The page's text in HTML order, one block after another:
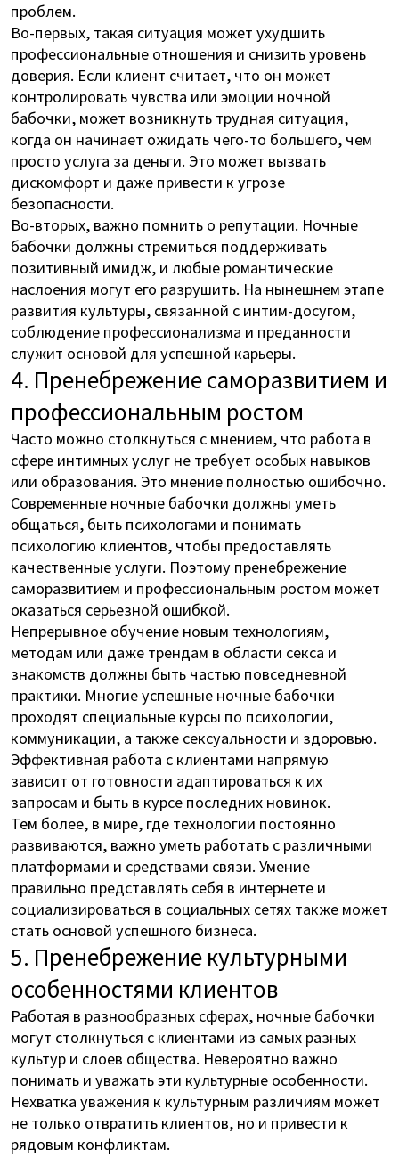
проблем.
Во-первых, такая ситуация может ухудшить
профессиональные отношения и снизить уровень
доверия. Если клиент считает, что он может
контролировать чувства или эмоции ночной
бабочки, может возникнуть трудная ситуация,
когда он начинает ожидать чего-то большего, чем
просто услуга за деньги. Это может вызвать
дискомфорт и даже привести к угрозе
безопасности.
Во-вторых, важно помнить о репутации. Ночные
бабочки должны стремиться поддерживать
позитивный имидж, и любые романтические
наслоения могут его разрушить. На нынешнем этапе
развития культуры, связанной с интим-досугом,
соблюдение профессионализма и преданности
служит основой для успешной карьеры.
4. Пренебрежение саморазвитием и
профессиональным ростом
Часто можно столкнуться с мнением, что работа в
сфере интимных услуг не требует особых навыков
или образования. Это мнение полностью ошибочно.
Современные ночные бабочки должны уметь
общаться, быть психологами и понимать
психологию клиентов, чтобы предоставлять
качественные услуги. Поэтому пренебрежение
саморазвитием и профессиональным ростом может
оказаться серьезной ошибкой.
Непрерывное обучение новым технологиям,
методам или даже трендам в области секса и
знакомств должны быть частью повседневной
практики. Многие успешные ночные бабочки
проходят специальные курсы по психологии,
коммуникации, а также сексуальности и здоровью.
Эффективная работа с клиентами напрямую
зависит от готовности адаптироваться к их
запросам и быть в курсе последних новинок.
Тем более, в мире, где технологии постоянно
развиваются, важно уметь работать с различными
платформами и средствами связи. Умение
правильно представлять себя в интернете и
социализироваться в социальных сетях также может
стать основой успешного бизнеса.
5. Пренебрежение культурными
особенностями клиентов
Работая в разнообразных сферах, ночные бабочки
могут столкнуться с клиентами из самых разных
культур и слоев общества. Невероятно важно
понимать и уважать эти культурные особенности.
Нехватка уважения к культурным различиям может
не только отвратить клиентов, но и привести к
рядовым конфликтам.